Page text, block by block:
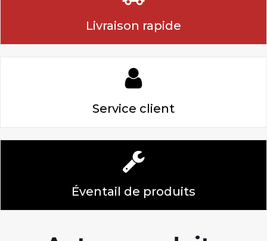
Livraison rapide
Service client
Éventail de produits